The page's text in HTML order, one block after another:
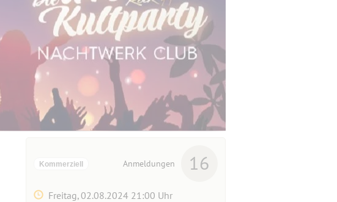
Kommerziell Anmeldungen 16
Freitag, 02.08.2024 21:00 Uhr